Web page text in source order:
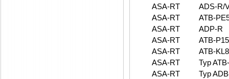
ASA-RT
ADS-R/
ASA-RT
ATB-
ASA-RT
ADP-R
ASA-RT
ATB-
ASA-RT
ATB-
ASA-RT
Typ
ASA-RT
Typ